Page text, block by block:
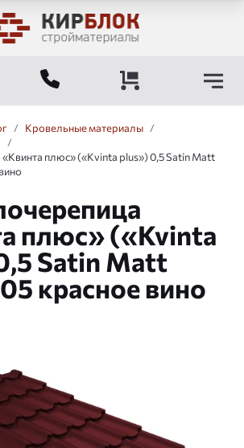
/ Кровельные материалы /
/
плюс» («Kvinta plus») 0,5 Satin Matt
плюс» («Kvinta
Satin Matt
красное вино